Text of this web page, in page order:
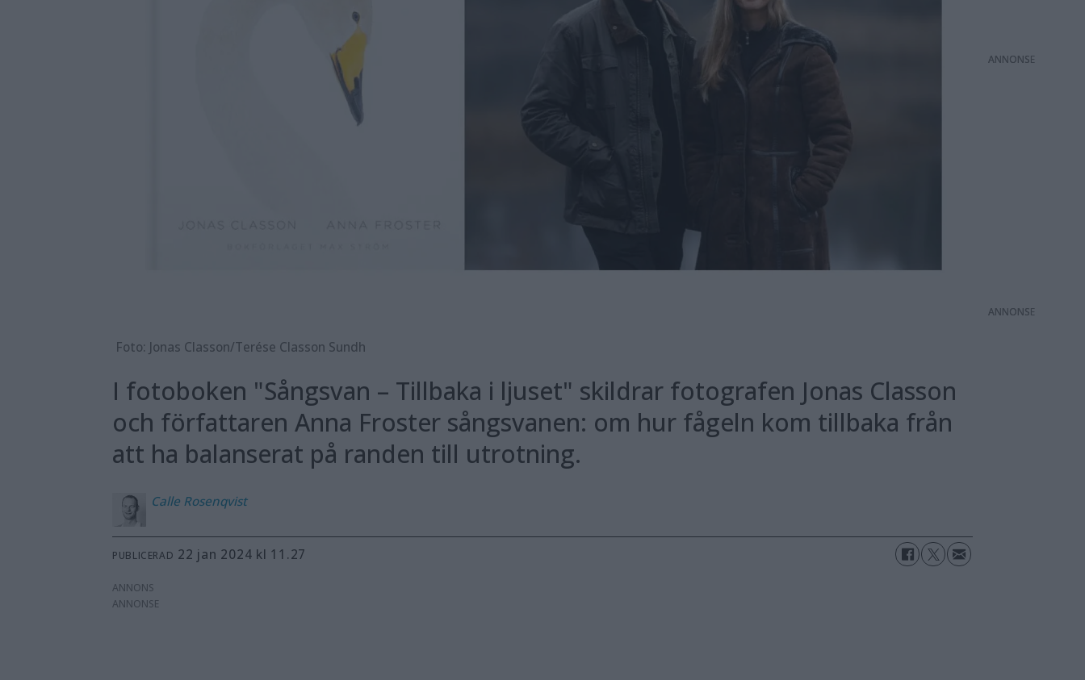
Foto: Jonas Classon/Terése Classon Sundh
I fotoboken "Sångsvan – Tillbaka i ljuset" skildrar fotografen Jonas Classon
och författaren Anna Froster sångsvanen: om hur fågeln kom tillbaka från
att ha balanserat på randen till utrotning.
Calle Rosenqvist
PUBLICERAD 22 jan 2024 kl 11.27
ANNONS
ANNONS
ANNONS